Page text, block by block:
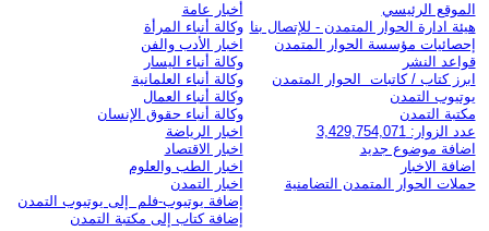
الموقع الرئيسي
هيئة ادارة الحوار المتمدن - للإتصال بنا
إحصائيات مؤسسة الحوار المتمدن
قواعد النشر
ابرز كتاب / كاتبات الحوار المتمدن
يوتيوب التمدن
مكتبة التمدن
عدد الزوار: 3,429,754,071
اضافة موضوع جديد
اضافة الاخبار
حملات الحوار المتمدن التضامنية
أخبار عامة
وكالة أنباء المرأة
اخبار الأدب والفن
وكالة أنباء اليسار
وكالة أنباء العلمانية
وكالة أنباء العمال
وكالة أنباء حقوق الإنسان
اخبار الرياضة
اخبار الاقتصاد
اخبار الطب والعلوم
اخبار التمدن
إضافة يوتيوب-فلم إلى يوتيوب التمدن
إضافة كتاب إلى مكتبة التمدن